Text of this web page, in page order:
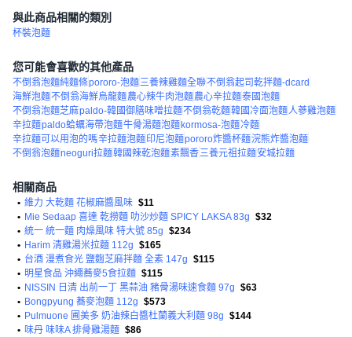
與此商品相關的類別
杯裝泡麵
您可能會喜歡的其他產品
不倒翁泡麵純麵條pororo-泡麵三養辣雞麵全聯不倒翁起司乾拌麵-dcard
海鮮泡麵不倒翁海鮮烏龍麵農心辣牛肉泡麵農心辛拉麵泰國泡麵
不倒翁泡麵芝麻paldo-韓國御膳味噌拉麵不倒翁乾麵韓國冷面泡麵人蔘雞泡麵
辛拉麵paldo蛤蠣海帶泡麵牛骨湯麵泡麵 kormosa-泡麵冷麵
辛拉麵可以用泡的嗎辛拉麵泡麵印尼泡麵pororo炸醬杯麵浣熊炸醬泡麵
不倒翁泡麵neoguri拉麵韓國辣乾泡麵素飄香三養元祖拉麵安城拉麵
相關商品
• 維力 大乾麵 花椒麻醬風味 $11
• Mie Sedaap 喜達 乾撈麵 叻沙炒麵 SPICY LAKSA 83g $32
• 統一 統一麵 肉燥風味 特大號 85g $234
• Harim 清雞湯米拉麵 112g $165
• 台酒 漫煮食光 鹽麴芝麻拌麵 全素 147g $115
• 明星食品 沖繩蕎麥5食拉麵 $115
• NISSIN 日清 出前一丁 黑蒜油 豬骨湯味速食麵 97g $63
• Bongpyung 蕎麥泡麵 112g $573
• Pulmuone 圃美多 奶油辣白醬杜蘭義大利麵 98g $144
• 味丹 味味A 排骨雞湯麵 $86